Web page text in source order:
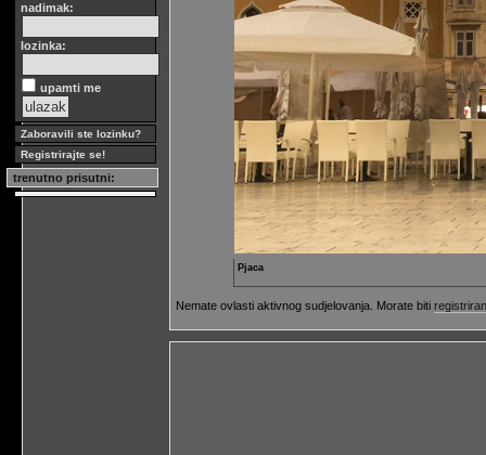
nadimak:
lozinka:
upamti me
Zaboravili ste lozinku?
Registrirajte se!
trenutno prisutni:
Pjaca
Nemate ovlasti aktivnog sudjelovanja. Morate biti